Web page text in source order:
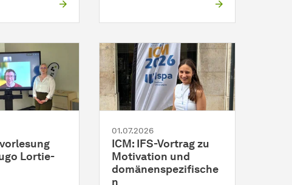
Lortie-
01.07.2026
ICM: IFS-Vortrag zu
Motivation und
domänenspezifische
n